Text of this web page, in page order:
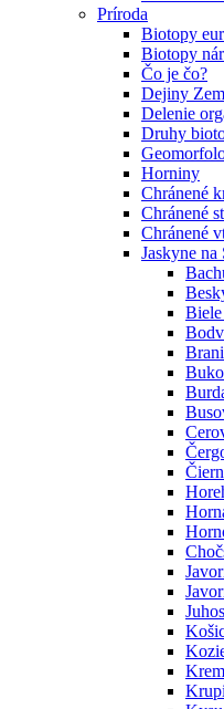
Príroda
Biotopy
Biotopy
Čo je čo?
Dejiny
Delenie
Druhy
Horniny
Chránené
Chránené
Chránené
Jaskyne na